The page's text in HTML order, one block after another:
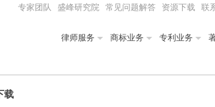
专家团队 盛峰研究院 常见问题解答 资源下载 联
律师服务 商标业务 专利业务
载